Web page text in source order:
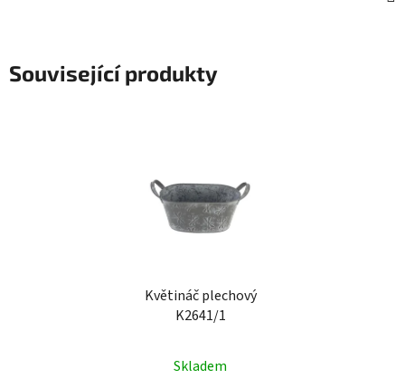
Související produkty
Květináč plechový
K2641/1
Skladem